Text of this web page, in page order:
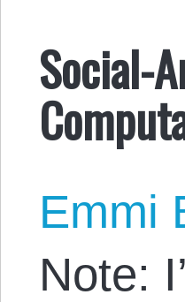
Social-
Emmi
Note: